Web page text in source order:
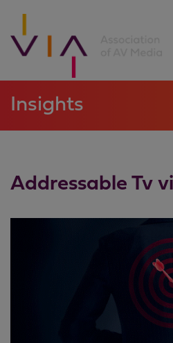
Insights
Addressable Tv